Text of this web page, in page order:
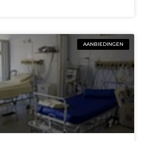
AANBIEDINGEN